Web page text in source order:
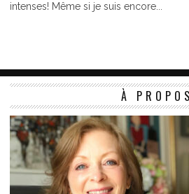
intenses! Même si je suis encore...
À PROPOS